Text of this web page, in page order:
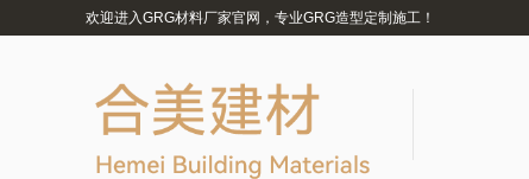
欢迎进入GRG材料厂家官网，专业GRG造型定制施工！